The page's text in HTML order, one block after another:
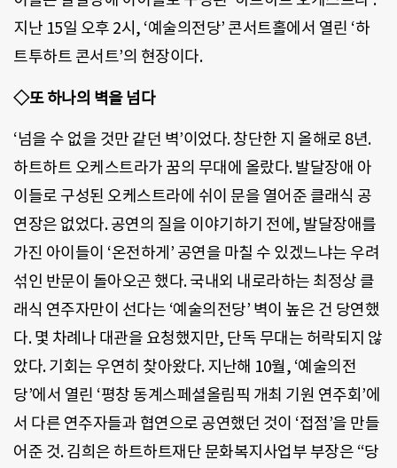
지난 15일 오후 2시, ‘예술의전당’ 콘서트홀에서 열린 ‘하
트투하트 콘서트’의 현장이다.
◇또 하나의 벽을 넘다
‘넘을 수 없을 것만 같던 벽’이었다. 창단한 지 올해로 8년.
하트하트 오케스트라가 꿈의 무대에 올랐다. 발달장애 아
이들로 구성된 오케스트라에 쉬이 문을 열어준 클래식 공
연장은 없었다. 공연의 질을 이야기하기 전에, 발달장애를
가진 아이들이 ‘온전하게’ 공연을 마칠 수 있겠느냐는 우려
섞인 반문이 돌아오곤 했다. 국내외 내로라하는 최정상 클
래식 연주자만이 선다는 ‘예술의전당’ 벽이 높은 건 당연했
다. 몇 차례나 대관을 요청했지만, 단독 무대는 허락되지 않
았다. 기회는 우연히 찾아왔다. 지난해 10월, ‘예술의전
당’에서 열린 ‘평창 동계스페셜올림픽 개최 기원 연주회’에
서 다른 연주자들과 협연으로 공연했던 것이 ‘접점’을 만들
어준 것. 김희은 하트하트재단 문화복지사업부 부장은 “당